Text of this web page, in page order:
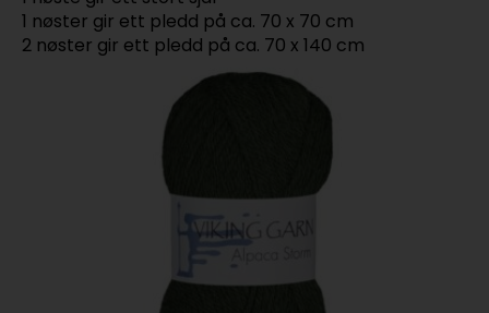
1 nøster gir ett pledd på ca. 70 x 70 cm
2 nøster gir ett pledd på ca. 70 x 140 cm